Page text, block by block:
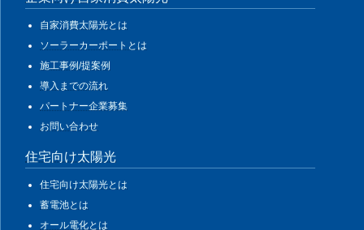
自家消費太陽光とは
ソーラーカーポートとは
施工事例/提案例
導入までの流れ
パートナー企業募集
お問い合わせ
住宅向け太陽光
住宅向け太陽光とは
蓄電池とは
オール電化とは